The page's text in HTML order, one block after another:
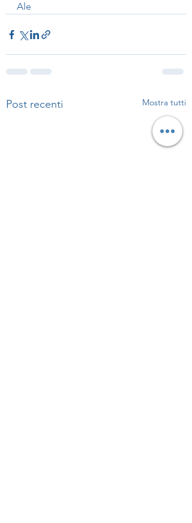
Ale
Post recenti Mostra tutti